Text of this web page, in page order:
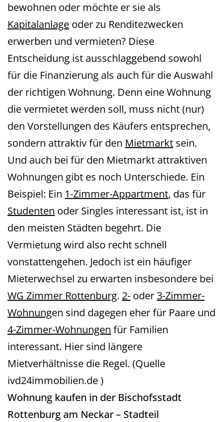
bewohnen oder möchte er sie als
Kapitalanlage oder zu Renditezwecken
erwerben und vermieten? Diese
Entscheidung ist ausschlaggebend sowohl
für die Finanzierung als auch für die Auswahl
der richtigen Wohnung. Denn eine Wohnung
die vermietet werden soll, muss nicht (nur)
den Vorstellungen des Käufers entsprechen,
sondern attraktiv für den Mietmarkt sein.
Und auch bei für den Mietmarkt attraktiven
Wohnungen gibt es noch Unterschiede. Ein
Beispiel: Ein 1-Zimmer-Appartment, das für
Studenten oder Singles interessant ist, ist in
den meisten Städten begehrt. Die
Vermietung wird also recht schnell
vonstattengehen. Jedoch ist ein häufiger
Mieterwechsel zu erwarten insbesondere bei
WG Zimmer Rottenburg. 2- oder3-Zimmer-
Wohnungen sind dagegen eher für Paare und
4-Zimmer-Wohnungen für Familien
interessant. Hier sind längere
Mietverhältnisse die Regel. (Quelle
ivd24immobilien.de )
Wohnung kaufen in der Bischofsstadt
Rottenburg am Neckar – Stadteil